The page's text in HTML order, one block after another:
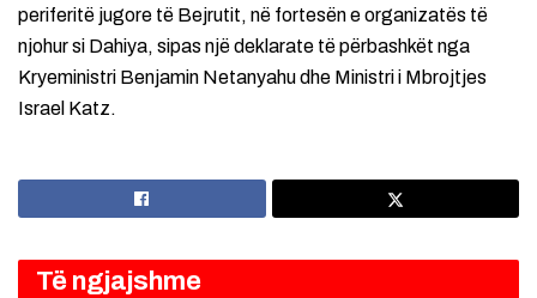
periferitë jugore të Bejrutit, në fortesën e organizatës të
njohur si Dahiya, sipas një deklarate të përbashkët nga
Kryeministri Benjamin Netanyahu dhe Ministri i Mbrojtjes
Israel Katz.
Të ngjajshme